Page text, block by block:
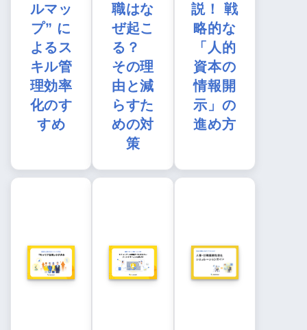
ルマッ
プ” に
よるス
キル管
理効率
化のす
すめ
職はな
ぜ起こ
る？
その理
由と減
らすた
めの対
策
説！ 戦
略的な
「人的
資本の
情報開
示」の
進め方